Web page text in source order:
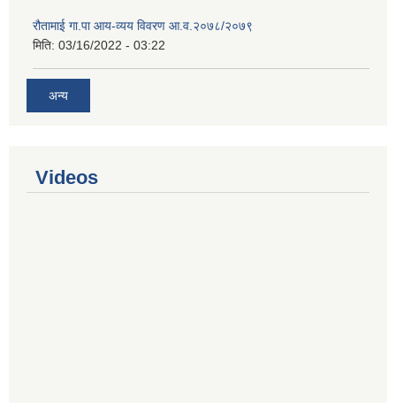
रौतामाई गा.पा आय-व्यय विवरण आ.व.२०७८/२०७९
मिति: 03/16/2022 - 03:22
अन्य
Videos